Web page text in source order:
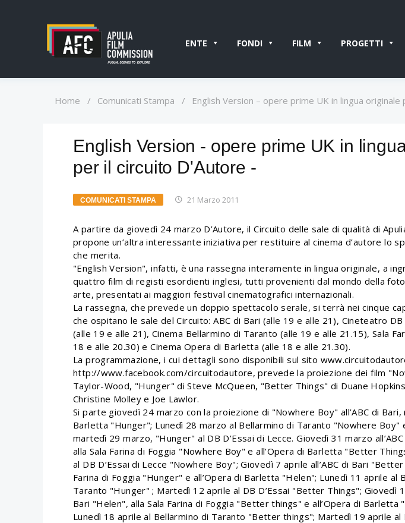
ENTE FONDI FILM PROGETTI
Home / Comunicati Stampa / English Version – opere prime UK in lingua
English Version - opere prime UK in
per il circuito D'Autore -
COMUNICATI STAMPA 21 Marzo 2011
A partire da giovedì 24 marzo D’Autore, il Circuito delle sale di qualità di
propone un’altra interessante iniziativa per restituire al cinema d’autore lo
che merita.
"English Version", infatti, è una rassegna interamente in lingua originale, a
quattro film di registi esordienti inglesi, tutti provenienti dal mondo della
arte, presentati ai maggiori festival cinematografici internazionali.
La rassegna, che prevede un doppio spettacolo serale, si terrà nei cinque
che ospitano le sale del Circuito: ABC di Bari (alle 19 e alle 21), Cineteatro DB
(alle 19 e alle 21), Cinema Bellarmino di Taranto (alle 19 e alle 21.15), Sala
18 e alle 20.30) e Cinema Opera di Barletta (alle 18 e alle 21.30).
La programmazione, i cui dettagli sono disponibili sul sito
http://www.facebook.com/circuitodautore, prevede la proiezione dei film
Taylor-Wood, "Hunger" di Steve McQueen, "Better Things" di Duane
Christine Molley e Joe Lawlor.
Si parte giovedì 24 marzo con la proiezione di "Nowhere Boy" all’ABC di Bari,
Barletta "Hunger"; Lunedì 28 marzo al Bellarmino di Taranto "Nowhere Boy"
martedì 29 marzo, "Hunger" al DB D’Essai di Lecce. Giovedì 31 marzo
alla Sala Farina di Foggia "Nowhere Boy" e all’Opera di Barletta "Better
al DB D’Essai di Lecce "Nowhere Boy"; Giovedì 7 aprile all’ABC di Bari
Farina di Foggia "Hunger" e all’Opera di Barletta "Helen"; Lunedì 11 aprile al
Taranto "Hunger" ; Martedì 12 aprile al DB D’Essai "Better Things"; Giovedì
Bari "Helen", alla Sala Farina di Foggia "Better things" e all’Opera di Barletta
Lunedì 18 aprile al Bellarmino di Taranto "Better things"; Martedì 19 aprile al